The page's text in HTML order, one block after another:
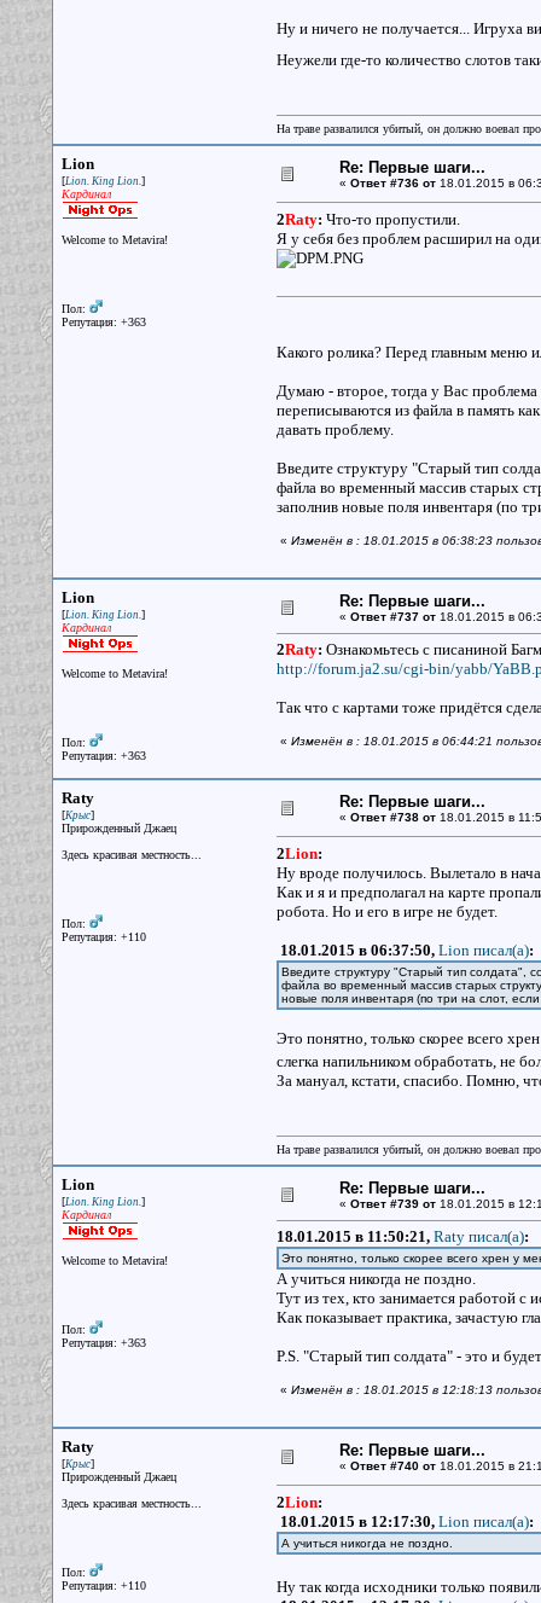
Ну и ничего не получается... Игруха
Неужели где-то количество слотов
На траве развалился убитый, он должно воевал
Lion
[Lion. King Lion.]
Кардинал
Welcome to Metavira!
Пол:
Репутация: +363
Re: Первые шаги...
« Ответ #736 от18.01.2015 в
2Raty: Что-то пропустили.
Я у себя без проблем расширил на
Какого ролика? Перед главным меню
Думаю - второе, тогда у Вас
переписываются из файла в память
давать проблему.
Введите структуру "Старый тип
файла во временный массив старых
заполнив новые поля инвентаря (по
« Изменён в : 18.01.2015 в 06:38:23
Lion
[Lion. King Lion.]
Кардинал
Welcome to Metavira!
Пол:
Репутация: +363
Re: Первые шаги...
« Ответ #737 от18.01.2015 в
2Raty: Ознакомьтесь с писаниной
http://forum.ja2.su/cgi-bin/yabb/
Так что с картами тоже придётся
« Изменён в : 18.01.2015 в 06:44:21
Raty
[Крыс]
Прирожденный Джаец
Здесь красивая местность...
Пол:
Репутация: +110
Re: Первые шаги...
« Ответ #738 от18.01.2015 в
2Lion:
Ну вроде получилось. Вылетало в
Как и я и предполагал на карте
робота. Но и его в игре не будет.
18.01.2015 в 06:37:50, Lion писал(a):
Введите структуру "Старый тип солдата",
файла во временный массив старых
новые поля инвентаря (по три на слот,
Это понятно, только скорее всего
слегка напильником обработать, не
За мануал, кстати, спасибо. Помню,
На траве развалился убитый, он должно воевал
Lion
[Lion. King Lion.]
Кардинал
Welcome to Metavira!
Пол:
Репутация: +363
Re: Первые шаги...
« Ответ #739 от18.01.2015 в
18.01.2015 в 11:50:21, Raty писал(a):
Это понятно, только скорее всего хрен у
А учиться никогда не поздно.
Тут из тех, кто занимается работой с
Как показывает практика, зачастую
P.S. "Старый тип солдата" - это и
« Изменён в : 18.01.2015 в 12:18:13
Raty
[Крыс]
Прирожденный Джаец
Здесь красивая местность...
Пол:
Репутация: +110
Re: Первые шаги...
« Ответ #740 от18.01.2015 в
2Lion:
18.01.2015 в 12:17:30, Lion писал(a):
А учиться никогда не поздно.
Ну так когда исходники только